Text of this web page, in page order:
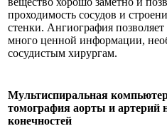
проходимость сосудов и
стенки. Ангиография
много ценной информации,
сосудистым хирургам.
Мультиспиральная
томография аорты и артерий
конечностей